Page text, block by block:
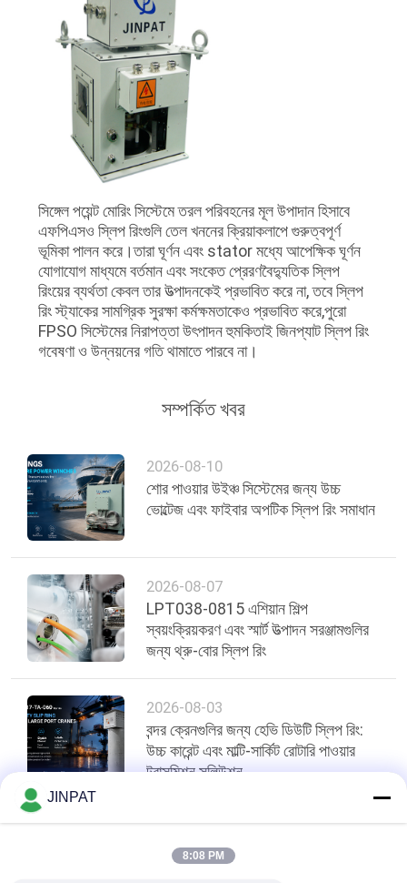
সিঙ্গেল পয়েন্ট মোরিং সিস্টেমে তরল পরিবহনের মূল উপাদান হিসাবে
এফপিএসও স্লিপ রিংগুলি তেল খননের ক্রিয়াকলাপে গুরুত্বপূর্ণ
ভূমিকা পালন করে।তারা ঘূর্ণন এবং stator মধ্যে আপেক্ষিক ঘূর্ণন
যোগাযোগ মাধ্যমে বর্তমান এবং সংকেত প্রেরণবৈদ্যুতিক স্লিপ
রিংয়ের ব্যর্থতা কেবল তার উত্পাদনকেই প্রভাবিত করে না, তবে স্লিপ
রিং স্ট্যাকের সামগ্রিক সুরক্ষা কর্মক্ষমতাকেও প্রভাবিত করে,পুরো
FPSO সিস্টেমের নিরাপত্তা উৎপাদন হুমকিতাই জিনপ্যাট স্লিপ রিং
গবেষণা ও উন্নয়নের গতি থামাতে পারবে না।
সম্পর্কিত খবর
2026-08-10
শোর পাওয়ার উইঞ্চ সিস্টেমের জন্য উচ্চ
ভোল্টেজ এবং ফাইবার অপটিক স্লিপ রিং সমাধান
2026-08-07
LPT038-0815 এশিয়ান শিল্প
স্বয়ংক্রিয়করণ এবং স্মার্ট উত্পাদন সরঞ্জামগুলির
জন্য থ্রু-বোর স্লিপ রিং
2026-08-03
বন্দর ক্রেনগুলির জন্য হেভি ডিউটি স্লিপ রিং:
উচ্চ কারেন্ট এবং মাল্টি-সার্কিট রোটারি পাওয়ার
ট্রান্সমিশন সলিউশন
শীর্ষ
JINPAT
8:08 PM